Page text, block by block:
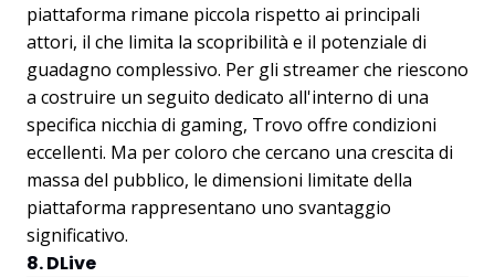
piattaforma rimane piccola rispetto ai principali
attori, il che limita la scopribilità e il potenziale di
guadagno complessivo. Per gli streamer che riescono
a costruire un seguito dedicato all'interno di una
specifica nicchia di gaming, Trovo offre condizioni
eccellenti. Ma per coloro che cercano una crescita di
massa del pubblico, le dimensioni limitate della
piattaforma rappresentano uno svantaggio
significativo.
8. DLive